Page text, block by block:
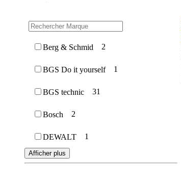
Pistolets à graisse pneumatiques
Appareils de remplissage de graisse
Lubrificateurs à levier
Berg & Schmid 2
BGS Do it yourself 1
BGS technic 31
Bosch 2
DEWALT 1
Afficher plus